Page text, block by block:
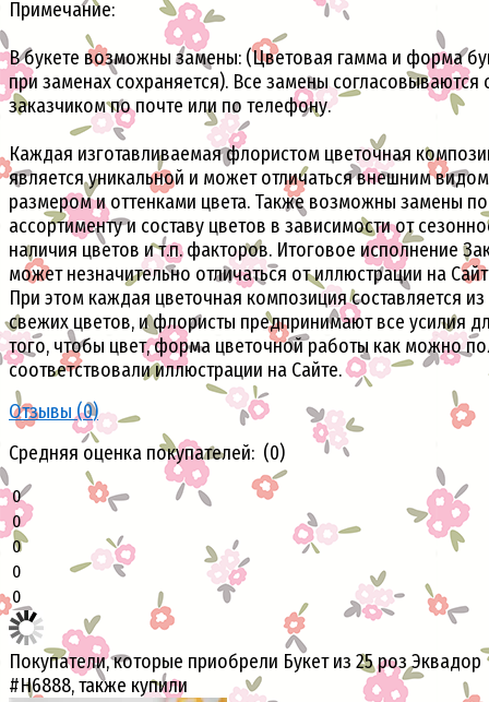
Примечание:
В букете возможны замены: (Цветовая гамма и форма
при заменах сохраняется). Все замены согласовываются
заказчиком по почте или по телефону.
Каждая изготавливаемая флористом цветочная
является уникальной и может отличаться внешним
размером и оттенками цвета. Также возможны замены по
ассортименту и составу цветов в зависимости от
наличия цветов и т.п. факторов. Итоговое исполнение
может незначительно отличаться от иллюстрации на
При этом каждая цветочная композиция составляется из
свежих цветов, и флористы предпринимают все усилия
того, чтобы цвет, форма цветочной работы как можно
соответствовали иллюстрации на Сайте.
Отзывы (0)
Средняя оценка покупателей: (0)
0
0
0
0
0
Покупатели, которые приобрели Букет из 25 роз Эквадор
#H6888, также купили